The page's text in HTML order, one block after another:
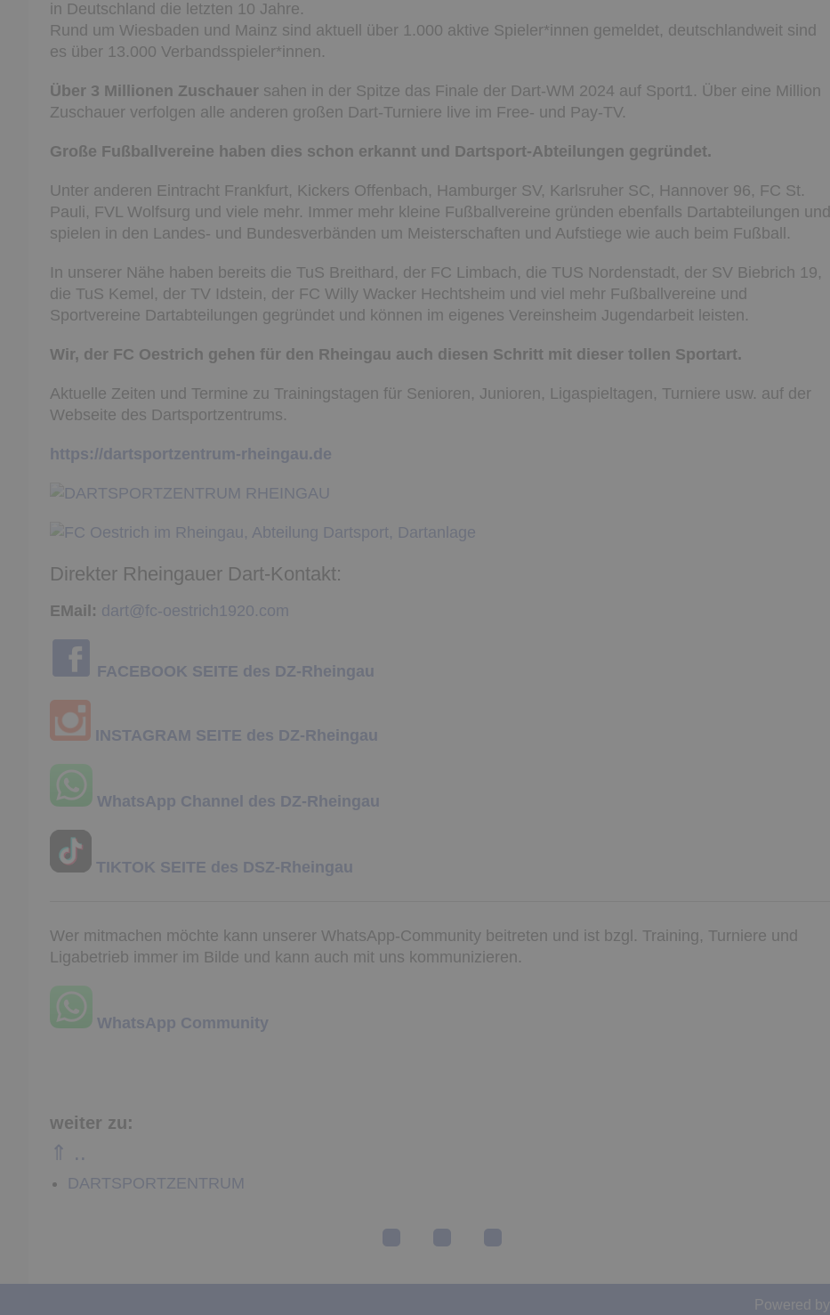
in Deutschland die letzten 10 Jahre.
Rund um Wiesbaden und Mainz sind aktuell über 1.000 aktive Spieler*innen gemeldet, deutschlandweit sind
es über 13.000 Verbandsspieler*innen.
Über 3 Millionen Zuschauer sahen in der Spitze das Finale der Dart-WM 2024 auf Sport1. Über eine Million
Zuschauer verfolgen alle anderen großen Dart-Turniere live im Free- und Pay-TV.
Große Fußballvereine haben dies schon erkannt und Dartsport-Abteilungen gegründet.
Unter anderen Eintracht Frankfurt, Kickers Offenbach, Hamburger SV, Karlsruher SC, Hannover 96, FC St.
Pauli, FVL Wolfsurg und viele mehr. Immer mehr kleine Fußballvereine gründen ebenfalls Dartabteilungen und
spielen in den Landes- und Bundesverbänden um Meisterschaften und Aufstiege wie auch beim Fußball.
In unserer Nähe haben bereits die TuS Breithard, der FC Limbach, die TUS Nordenstadt, der SV Biebrich 19,
die TuS Kemel, der TV Idstein, der FC Willy Wacker Hechtsheim und viel mehr Fußballvereine und
Sportvereine Dartabteilungen gegründet und können im eigenes Vereinsheim Jugendarbeit leisten.
Wir, der FC Oestrich gehen für den Rheingau auch diesen Schritt mit dieser tollen Sportart.
Aktuelle Zeiten und Termine zu Trainingstagen für Senioren, Junioren, Ligaspieltagen, Turniere usw. auf der
Webseite des Dartsportzentrums.
https://dartsportzentrum-rheingau.de
Direkter Rheingauer Dart-Kontakt:
EMail: dart@fc-oestrich1920.com
FACEBOOK SEITE des DZ-Rheingau
INSTAGRAM SEITE des DZ-Rheingau
WhatsApp Channel des DZ-Rheingau
TIKTOK SEITE des DSZ-Rheingau
Wer mitmachen möchte kann unserer WhatsApp-Community beitreten und ist bzgl. Training, Turniere und
Ligabetrieb immer im Bilde und kann auch mit uns kommunizieren.
WhatsApp Community
weiter zu:
⇑ ..
DARTSPORTZENTRUM
Powered by